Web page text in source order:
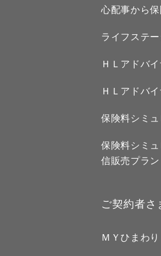
心配事から
ライフステ
ＨＬアドバ
ＨＬアドバ
保険料シミ
保険料シミ
信販売プラン
ご契約者さ
ＭＹひまわ